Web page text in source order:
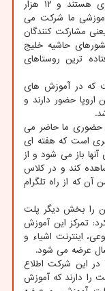
شرکت کرده اند که تعداد هزار نفر آنها حضوری هستند و ۱۲ هزار
ما شرکت می
مشارکت کنندگان
حاشیه خلیج
ترین روستاهای
که در آموزش های
اروپا حضور دارند و
حضوری ما حاضر می
است که هفته ای
باز می شود و از
کند و در کلاس
آن که از راه تلگرام
را بخش دیگر پلت
تمرکز این آموزش
اینترنت اشیاء و
این شرکت اطلاع
را دارند که آموزش